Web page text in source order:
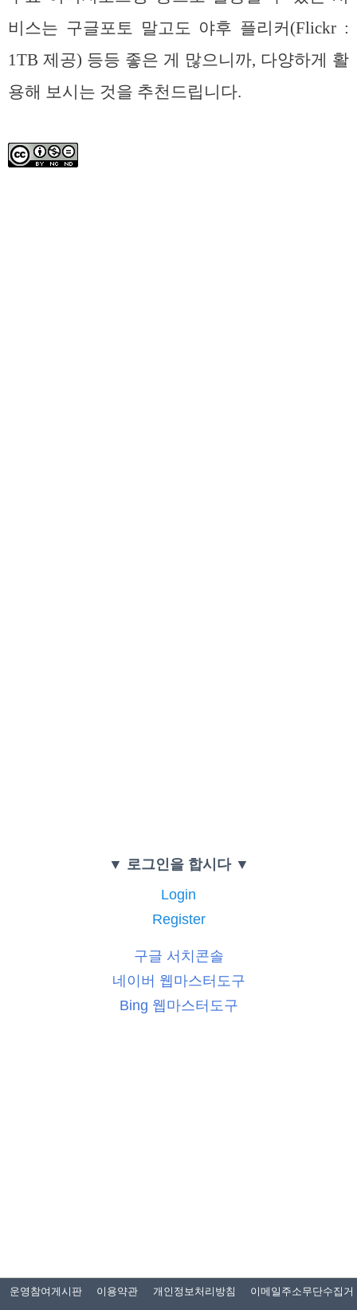
비스는 구글포토 말고도 야후 플리커(Flickr :
1TB 제공) 등등 좋은 게 많으니까, 다양하게 활
용해 보시는 것을 추천드립니다.
▼ 로그인을 합시다 ▼
Login
Register
구글 서치콘솔
네이버 웹마스터도구
Bing 웹마스터도구
운영참여게시판 이용약관 개인정보처리방침
이메일주소무단수집거